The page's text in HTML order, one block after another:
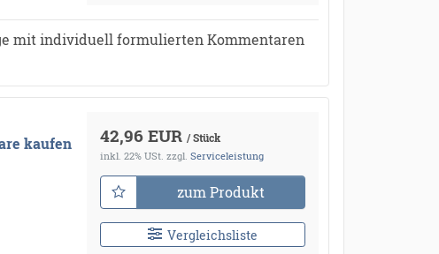
mit individuell formulierten Kommentaren
kaufen
42,96 EUR / Stück
inkl. 22% USt. zzgl. Serviceleistung
zum Produkt
Vergleichsliste